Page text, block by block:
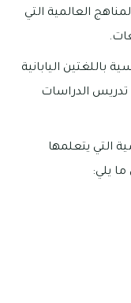
العالمية التي
باللغتين اليابانية
تدريس الدراسات
التي يتعلمها
ما يلي: